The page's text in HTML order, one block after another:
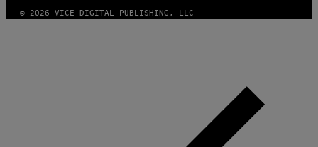
© 2026 VICE DIGITAL PUBLISHING, LLC